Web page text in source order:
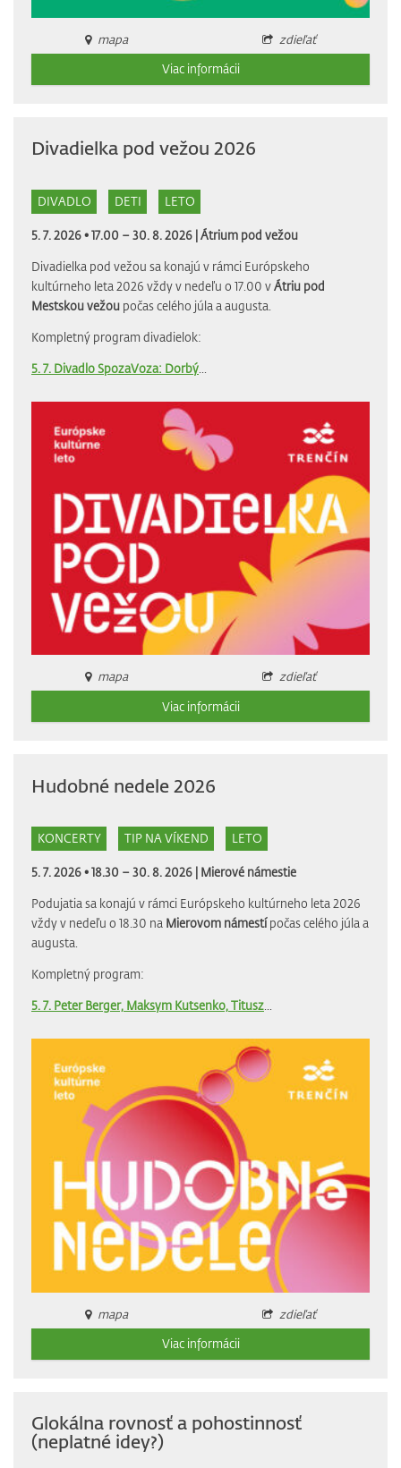
mapa
zdieľať
Viac informácii
Divadielka pod vežou 2026
DIVADLO DETI LETO
5. 7. 2026 • 17.00 – 30. 8. 2026 |Átrium pod vežou
Divadielka pod vežou sa konajú v rámci Európskeho
kultúrneho leta 2026 vždy v nedeľu o 17.00 vÁtriu pod
Mestskou vežou počas celého júla a augusta.
Kompletný program divadielok:
5. 7. Divadlo SpozaVoza: Dorbý
mapa
zdieľať
Viac informácii
Hudobné nedele 2026
KONCERTY TIP NA VÍKEND LETO
5. 7. 2026 • 18.30 – 30. 8. 2026 | Mierové námestie
Podujatia sa konajú v rámci Európskeho kultúrneho leta 2026
vždy v nedeľu o 18.30 na Mierovom námestípočas celého júla a
augusta.
Kompletný program:
5. 7. Peter Berger, Maksym Kutsenko, Titusz
mapa
zdieľať
Viac informácii
Glokálna rovnosť a pohostinnosť
(neplatné idey?)